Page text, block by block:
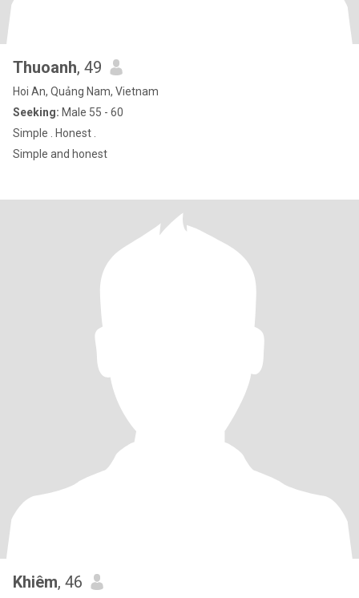
Thuoanh, 49
Hoi An, Quảng Nam, Vietnam
Seeking: Male 55 - 60
Simple . Honest .​ ​​
Simple and honest ​
Khiêm, 46